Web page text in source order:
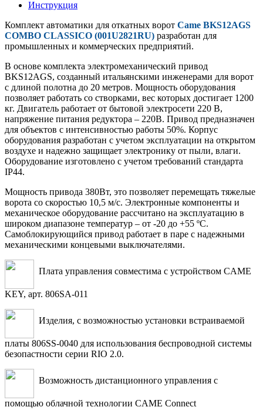
Инструкция
Комплект автоматики для откатных ворот Came BKS12AGS
COMBO CLASSICO (001U2821RU) разработан для
промышленных и коммерческих предприятий.
В основе комплекта электромеханический привод
BKS12AGS, созданный итальянскими инженерами для ворот
с длиной полотна до 20 метров. Мощность оборудования
позволяет работать со створками, вес которых достигает 1200
кг. Двигатель работает от бытовой электросети 220 В,
напряжение питания редуктора – 220В. Привод предназначен
для объектов с интенсивностью работы 50%. Корпус
оборудования разработан с учетом эксплуатации на открытом
воздухе и надежно защищает электронику от пыли, влаги.
Оборудование изготовлено с учетом требований стандарта
IP44.
Мощность привода 380Вт, это позволяет перемещать тяжелые
ворота со скоростью 10,5 м/с. Электронные компоненты и
механическое оборудование рассчитано на эксплуатацию в
широком диапазоне температур – от -20 до +55 ºС.
Самоблокирующийся привод работает в паре с надежными
механическими концевыми выключателями.
Плата управления совместима с устройством CAME
KEY, арт. 806SA-011
Изделия, с возможностью установки встраиваемой
платы 806SS-0040 для использования беспроводной системы
безопастности серии RIO 2.0.
Возможность дистанционного управления с
помощью облачной технологии CAME Connect